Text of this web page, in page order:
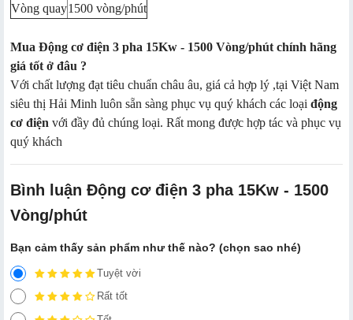
Vòng quay1500 vòng/phút
Mua Động cơ điện 3 pha 15Kw - 1500 Vòng/phút chính hãng
giá tốt ở đâu ?
Với chất lượng đạt tiêu chuẩn châu âu, giá cả hợp lý ,tại Việt Nam
siêu thị Hải Minh luôn sẵn sàng phục vụ quý khách các loại động
cơ điện với đầy đủ chúng loại. Rất mong được hợp tác và phục vụ
quý khách
Bình luận Động cơ điện 3 pha 15Kw - 1500
Vòng/phút
Bạn cảm thấy sản phẩm như thế nào? (chọn sao nhé)
Tuyệt vời
Rất tốt